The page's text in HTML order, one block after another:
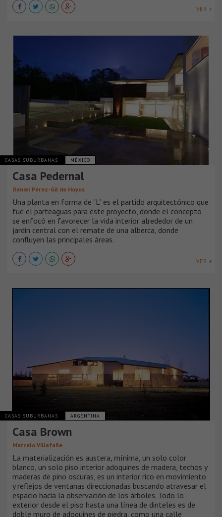
VER +
CASAS SUBURBANAS MÉXICO
Casa Pedernal
Daniel Pérez-Gil de Hoyos
Una planta en forma de "L" es el partido arquitectónico que
fué el parteaguas para éste proyecto, donde el concepto
se enfocó en favorecer la vida interior alrededor de un
jardin central con el remate de una alberca, donde
confluyen las principales áreas.
VER +
CASAS SUBURBANAS ARGENTINA
Casa Brown
Marcelo Villafañe
La materialización es austera, mínima, un solo color
blanco, un solo piso interior adoquines de madera, techos y
maderas de pino oscuras, es un interior rico en movimiento
y reflejos de ventanas direccionadas buscando atravesar el
espacio hacia la observación de los árboles. Todo lo
exterior desde el piso hasta una línea de dinteles es de
doble muro de adoquines de piedra, como una calle